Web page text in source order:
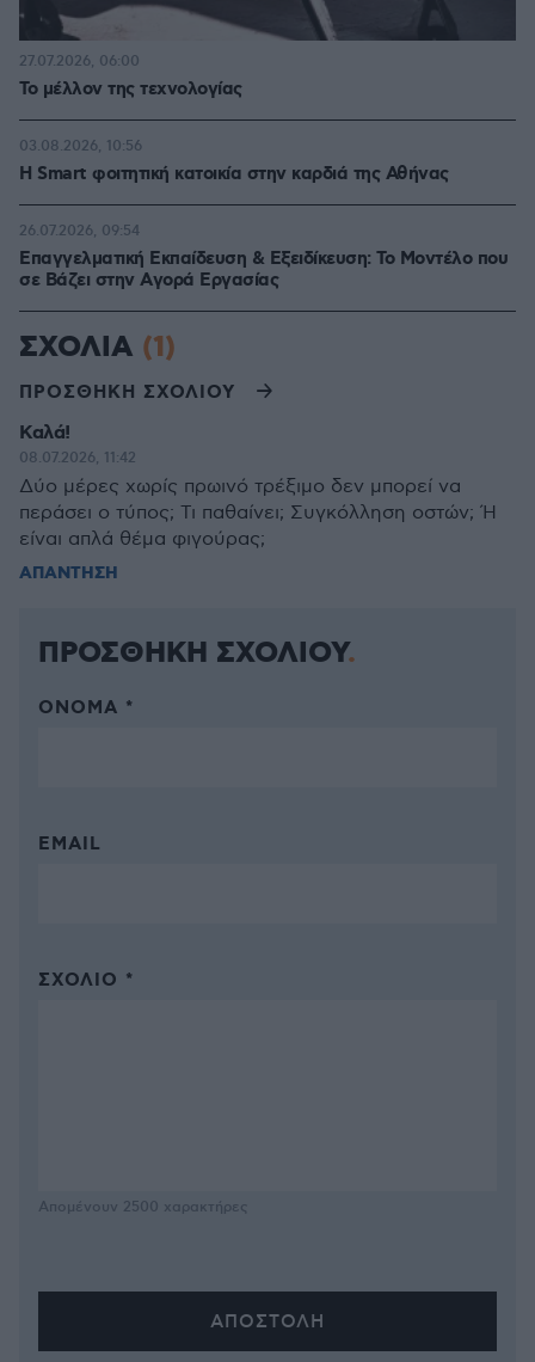
Το μέλλον της τεχνολογίας
27.07.2026, 06:00
Η Smart φοιτητική κατοικία στην καρδιά της Αθήνας
03.08.2026, 10:56
Επαγγελματική Εκπαίδευση & Εξειδίκευση: Το Mοντέλο που
σε Bάζει στην Aγορά Eργασίας
26.07.2026, 09:54
ΣΧΟΛΙΑ (1)
ΠΡΟΣΘΗΚΗ ΣΧΟΛΙΟΥ
Καλά!
08.07.2026, 11:42
Δύο μέρες χωρίς πρωινό τρέξιμο δεν μπορεί να
περάσει ο τύπος; Τι παθαίνει; Συγκόλληση οστών; Ή
είναι απλά θέμα φιγούρας;
ΑΠΑΝΤΗΣΗ
ΠΡΟΣΘΗΚΗ ΣΧΟΛΙΟΥ
ΌΝΟΜΑ *
EMAIL
ΣΧΌΛΙΟ *
Απομένουν 2500 χαρακτήρες